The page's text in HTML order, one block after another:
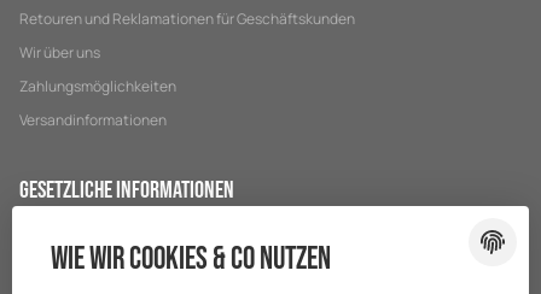
Retouren und Reklamationen für Geschäftskunden
Wir über uns
Zahlungsmöglichkeiten
Versandinformationen
Gesetzliche Informationen
Wie wir Cookies & Co nutzen